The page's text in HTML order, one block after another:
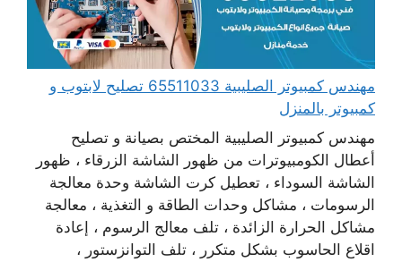
مهندس كمبيوتر الصليبية 65511033 تصليح لابتوب و
كمبيوتر بالمنزل
مهندس كمبيوتر الصليبية المختص بصيانة و تصليح
أعطال الكومبيوترات من ظهور الشاشة الزرقاء ، ظهور
الشاشة السوداء ، تعطيل كرت الشاشة وحدة معالجة
الرسومات ، مشاكل وحدات الطاقة و التغذية ، معالجة
مشاكل الحرارة الزائدة ، تلف معالج الرسوم ، إعادة
اقلاع الحاسوب بشكل متكرر ، تلف التوانزستور ،